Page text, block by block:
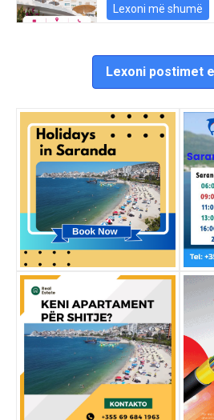
Lexoni më shumë
Lexoni postimet